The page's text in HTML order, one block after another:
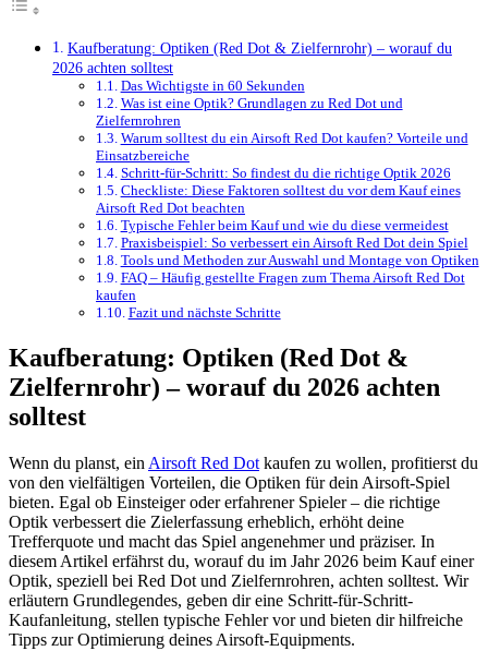
Kaufberatung: Optiken (Red Dot & Zielfernrohr) – worauf du
2026 achten solltest
Das Wichtigste in 60 Sekunden
Was ist eine Optik? Grundlagen zu Red Dot und
Zielfernrohren
Warum solltest du ein Airsoft Red Dot kaufen? Vorteile und
Einsatzbereiche
Schritt-für-Schritt: So findest du die richtige Optik 2026
Checkliste: Diese Faktoren solltest du vor dem Kauf eines
Airsoft Red Dot beachten
Typische Fehler beim Kauf und wie du diese vermeidest
Praxisbeispiel: So verbessert ein Airsoft Red Dot dein Spiel
Tools und Methoden zur Auswahl und Montage von Optiken
FAQ – Häufig gestellte Fragen zum Thema Airsoft Red Dot
kaufen
Fazit und nächste Schritte
Kaufberatung: Optiken (Red Dot &
Zielfernrohr) – worauf du 2026 achten
solltest
Wenn du planst, ein Airsoft Red Dot kaufen zu wollen, profitierst du
von den vielfältigen Vorteilen, die Optiken für dein Airsoft-Spiel
bieten. Egal ob Einsteiger oder erfahrener Spieler – die richtige
Optik verbessert die Zielerfassung erheblich, erhöht deine
Trefferquote und macht das Spiel angenehmer und präziser. In
diesem Artikel erfährst du, worauf du im Jahr 2026 beim Kauf einer
Optik, speziell bei Red Dot und Zielfernrohren, achten solltest. Wir
erläutern Grundlegendes, geben dir eine Schritt-für-Schritt-
Kaufanleitung, stellen typische Fehler vor und bieten dir hilfreiche
Tipps zur Optimierung deines Airsoft-Equipments.